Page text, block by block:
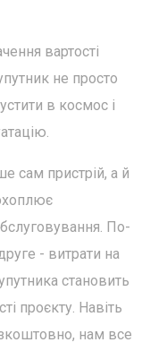
вартості
не просто
в космос і
сам пристрій, а й
По-
- витрати на
становить
проєкту. Навіть
нам все